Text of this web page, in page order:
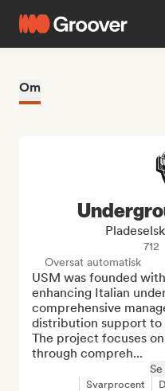
Om
712
Oversat automatisk
USM was founded
enhancing Italian
comprehensive
distribution support to
The project focuses
through compreh...
Svarprocent